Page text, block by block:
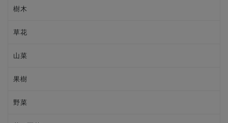
樹木
草花
山菜
果樹
野菜